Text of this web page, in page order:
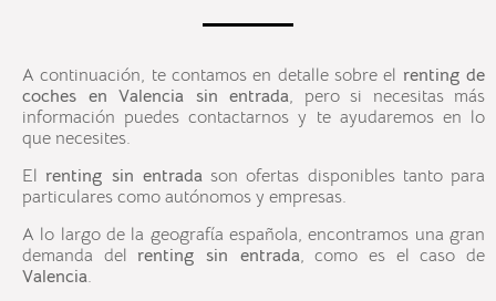
A continuación, te contamos en detalle sobre el rentingde
coches en Valencia sin entrada, pero si necesitas más
información puedes contactarnos y te ayudaremos en lo
que necesites.
El renting sin entradason ofertas disponibles tanto para
particulares como autónomos y empresas.
A lo largo de la geografía española, encontramos una gran
demanda del renting sin entrada, como es el caso de
Valencia.